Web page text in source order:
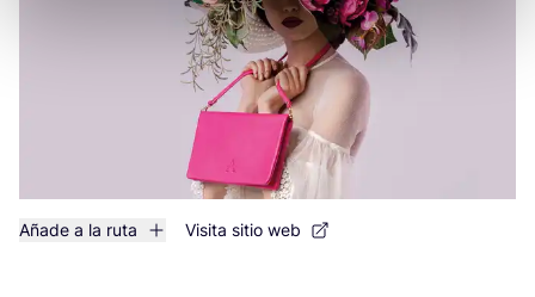
Añade a la ruta Visita sitio web